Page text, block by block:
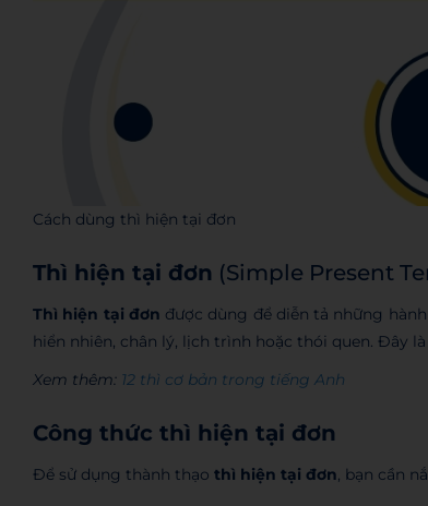
Cách dùng thì hiện tại đơn
Thì hiện tại đơn (Simple Present
Thì hiện tại đơn được dùng để diễn tả những
hiển nhiên, chân lý, lịch trình hoặc thói quen. Đây
Xem thêm: 12 thì cơ bản trong tiếng Anh
Công thức thì hiện tại đơn
Để sử dụng thành thạo thì hiện tại đơn, bạn cần